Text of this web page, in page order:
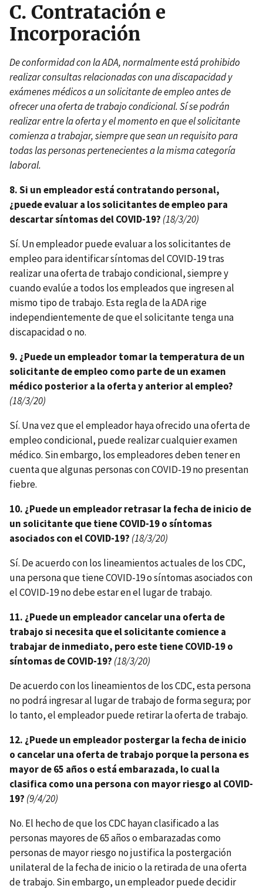
C. Contratación e
Incorporación
De conformidad con la ADA, normalmente está prohibido
realizar consultas relacionadas con una discapacidad y
exámenes médicos a un solicitante de empleo antes de
ofrecer una oferta de trabajo condicional. Sí se podrán
realizar entre la oferta y el momento en que el solicitante
comienza a trabajar, siempre que sean un requisito para
todas las personas pertenecientes a la misma categoría
laboral.
8. Si un empleador está contratando personal,
¿puede evaluar a los solicitantes de empleo para
descartar síntomas del COVID-19? (18/3/20)
Sí. Un empleador puede evaluar a los solicitantes de
empleo para identificar síntomas del COVID-19 tras
realizar una oferta de trabajo condicional, siempre y
cuando evalúe a todos los empleados que ingresen al
mismo tipo de trabajo. Esta regla de la ADA rige
independientemente de que el solicitante tenga una
discapacidad o no.
9. ¿Puede un empleador tomar la temperatura de un
solicitante de empleo como parte de un examen
médico posterior a la oferta y anterior al empleo?
(18/3/20)
Sí. Una vez que el empleador haya ofrecido una oferta de
empleo condicional, puede realizar cualquier examen
médico. Sin embargo, los empleadores deben tener en
cuenta que algunas personas con COVID-19 no presentan
fiebre.
10. ¿Puede un empleador retrasar la fecha de inicio de
un solicitante que tiene COVID-19 o síntomas
asociados con el COVID-19? (18/3/20)
Sí. De acuerdo con los lineamientos actuales de los CDC,
una persona que tiene COVID-19 o síntomas asociados con
el COVID-19 no debe estar en el lugar de trabajo.
11. ¿Puede un empleador cancelar una oferta de
trabajo si necesita que el solicitante comience a
trabajar de inmediato, pero este tiene COVID-19 o
síntomas de COVID-19? (18/3/20)
De acuerdo con los lineamientos de los CDC, esta persona
no podrá ingresar al lugar de trabajo de forma segura; por
lo tanto, el empleador puede retirar la oferta de trabajo.
12. ¿Puede un empleador postergar la fecha de inicio
o cancelar una oferta de trabajo porque la persona es
mayor de 65 años o está embarazada, lo cual la
clasifica como una persona con mayor riesgo al COVID-
19? (9/4/20)
No. El hecho de que los CDC hayan clasificado a las
personas mayores de 65 años o embarazadas como
personas de mayor riesgo no justifica la postergación
unilateral de la fecha de inicio o la retirada de una oferta
de trabajo. Sin embargo, un empleador puede decidir